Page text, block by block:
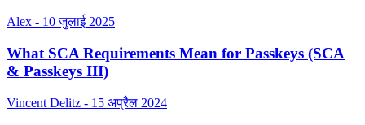
Alex - 10 जुलाई 2025
What SCA Requirements Mean for Passkeys (SCA
& Passkeys III)
Vincent Delitz - 15 अप्रैल 2024